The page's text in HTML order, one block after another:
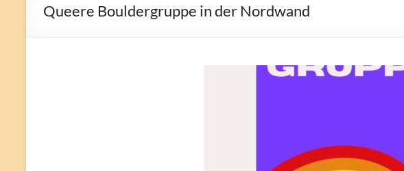
Queere Bouldergruppe in der Nordwand